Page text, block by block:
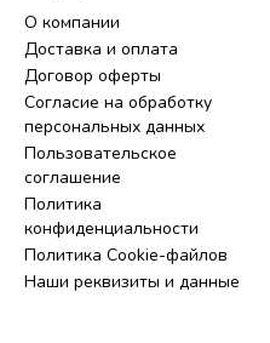
О компании
Доставка и оплата
Договор оферты
Согласие на обработку
персональных данных
Пользовательское
соглашение
Политика
конфиденциальности
Политика Cookie-файлов
Наши реквизиты и данные